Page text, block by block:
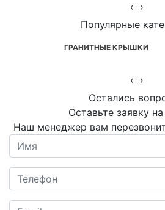
‹ ›
Популярные
ГРАНИТНЫЕ КРЫШКИ
‹ ›
Остались
Оставьте заявку
Наш менеджер вам